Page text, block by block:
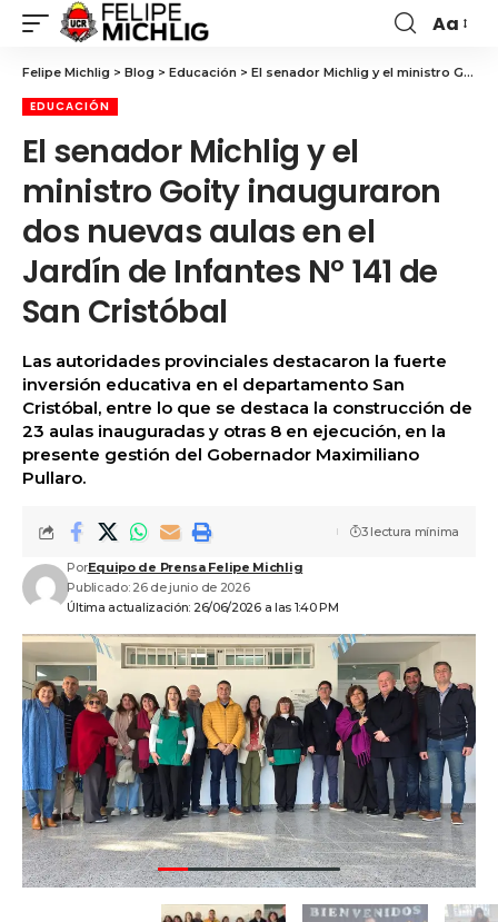
Aa
Felipe Michlig > Blog > Educación > El senador Michlig y el ministro Goity inauguraron dos nuevas aulas en el Jardín de Infantes N° 141 de San Cristóbal
EDUCACIÓN
El senador Michlig y el
ministro Goity inauguraron
dos nuevas aulas en el
Jardín de Infantes N° 141 de
San Cristóbal
Las autoridades provinciales destacaron la fuerte
inversión educativa en el departamento San
Cristóbal, entre lo que se destaca la construcción de
23 aulas inauguradas y otras 8 en ejecución, en la
presente gestión del Gobernador Maximiliano
Pullaro.
Última actualización: 26/06/2026 a las 1:40 PM
PorEquipo de Prensa Felipe Michlig
Publicado: 26 de junio de 2026
3 lectura mínima